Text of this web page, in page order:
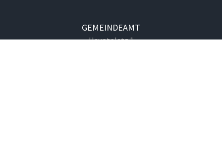
GEMEINDEAMT
Hauptplatz 1